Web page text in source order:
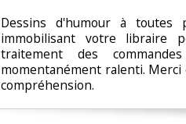
‎Dessins d'humour à toutes
immobilisant votre libraire
traitement des
momentanément ralenti.
compréhension.‎